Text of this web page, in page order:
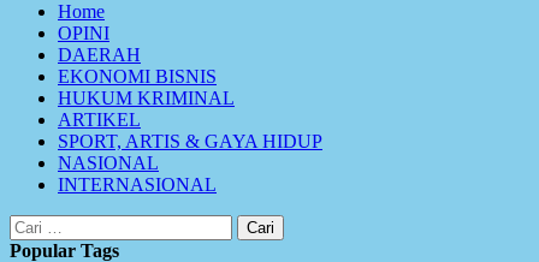
Primary
Menu
Home
OPINI
DAERAH
EKONOMI BISNIS
HUKUM KRIMINAL
ARTIKEL
SPORT, ARTIS & GAYA HIDUP
NASIONAL
INTERNASIONAL
Cari
untuk:
Popular Tags